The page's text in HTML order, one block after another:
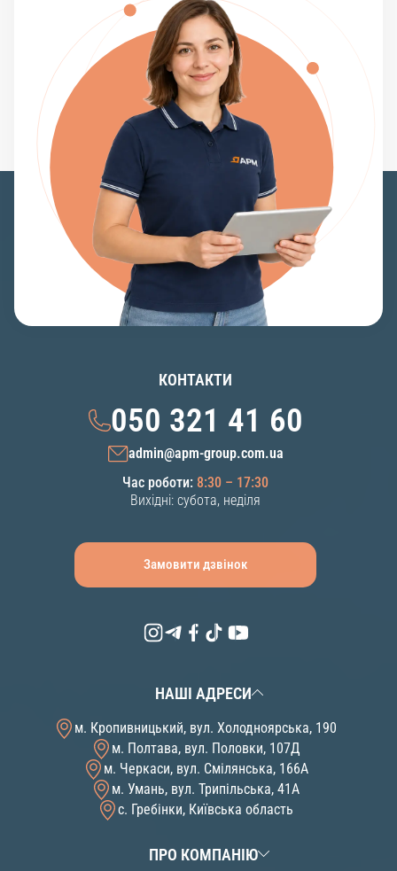
КОНТАКТИ
050 321 41 60
admin@apm-group.com.ua
Час роботи: 8:30 – 17:30
Вихідні: субота, неділя
Замовити дзвінок
НАШІ АДРЕСИ
м. Кропивницький, вул. Холодноярська, 190
м. Полтава, вул. Половки, 107Д
м. Черкаси, вул. Смілянська, 166А
м. Умань, вул. Трипільська, 41А
с. Гребінки, Київська область
ПРО КОМПАНІЮ